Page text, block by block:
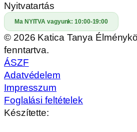
Nyitvatartás
Ma NYITVA vagyunk:10:00-19:00
© 2026 Katica Tanya
fenntartva.
ÁSZF
Adatvédelem
Impresszum
Foglalási feltételek
Készítette: